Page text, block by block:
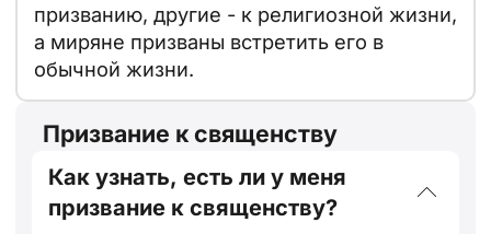
призванию, другие - к религиозной жизни,
а миряне призваны встретить его в
обычной жизни.
Призвание к священству
Как узнать, есть ли у меня
призвание к священству?